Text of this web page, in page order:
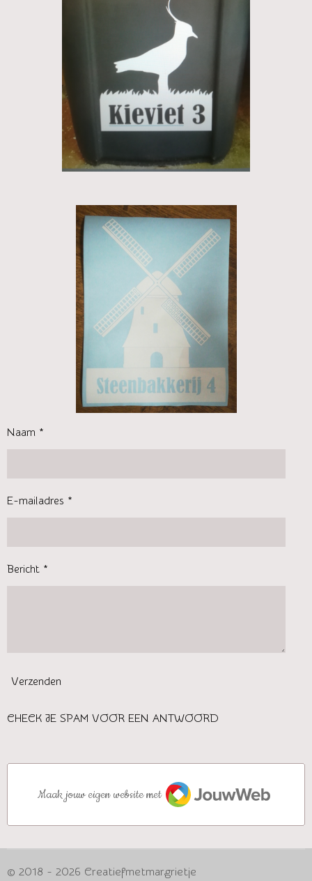
Naam *
E-mailadres *
Bericht *
Verzenden
CHECK JE SPAM VOOR EEN ANTWOORD
Maak jouw eigen website met
JouwWeb
© 2018 - 2026 Creatiefmetmargrietje